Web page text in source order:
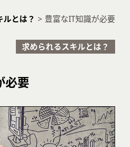
とは？ > 豊富なIT知識が必要
求められるスキルとは？
必要